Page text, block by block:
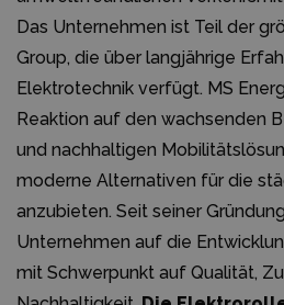
Das Unternehmen ist Teil der
Group, die über langjährige
Elektrotechnik verfügt. MS
Reaktion auf den wachsenden
und nachhaltigen
moderne Alternativen für die
anzubieten. Seit seiner
Unternehmen auf die
mit Schwerpunkt auf Qualität,